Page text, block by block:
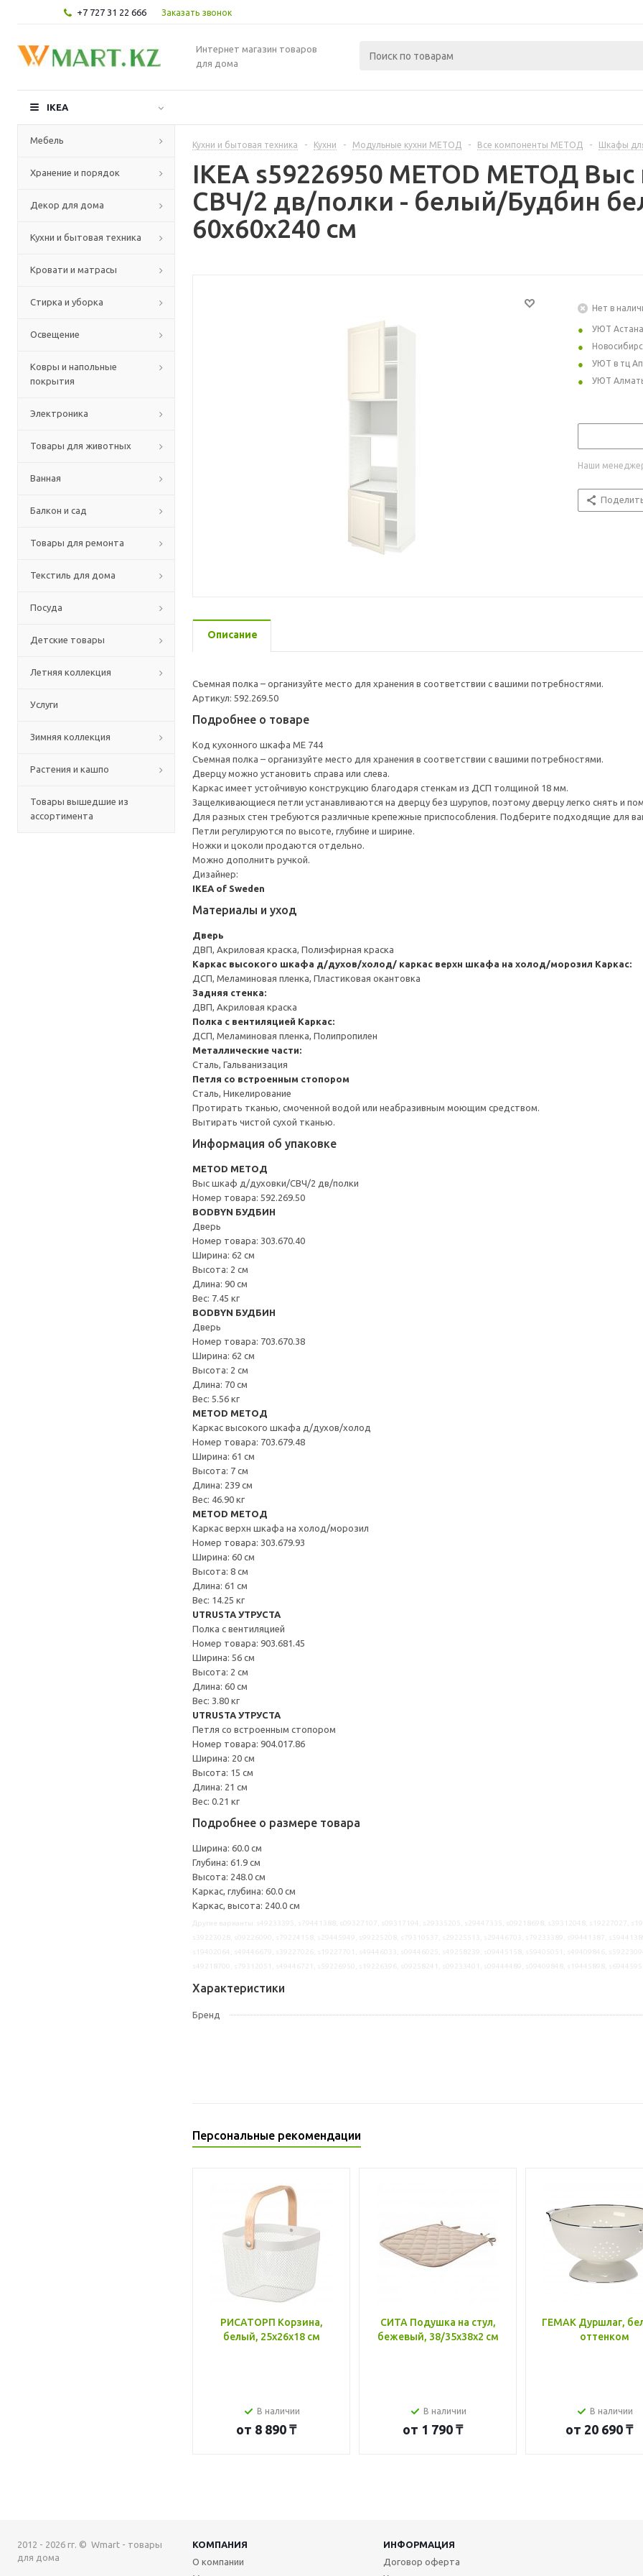
+7 727 31 22 666 Заказать звонок
Интернет магазин товаров
для дома
IKEA
Мебель
Хранение и порядок
Декор для дома
Кухни и бытовая техника
Кровати и матрасы
Стирка и уборка
Освещение
Ковры и напольные
покрытия
Электроника
Товары для животных
Ванная
Балкон и сад
Товары для ремонта
Текстиль для дома
Посуда
Детские товары
Летняя коллекция
Услуги
Зимняя коллекция
Растения и кашпо
Товары вышедшие из
ассортимента
Кухни и бытовая техника - Кухни - Модульные кухни МЕТОД - Все компоненты МЕТОД - Шкафы
IKEA s59226950 METOD МЕТОД
СВЧ/2 дв/полки - белый/Будбин
60x60x240 см
Нет в
УЮТ Астана
УЮТ в тц
УЮТ
Наши
Описание
Съемная полка – организуйте место для хранения в соответствии с вашими потребностями.
Артикул: 592.269.50
Подробнее о товаре
Код кухонного шкафа ME 744
Съемная полка – организуйте место для хранения в соответствии с вашими потребностями.
Дверцу можно установить справа или слева.
Каркас имеет устойчивую конструкцию благодаря стенкам из ДСП толщиной 18 мм.
Защелкивающиеся петли устанавливаются на дверцу без шурупов, поэтому дверцу легко снять и
Для разных стен требуются различные крепежные приспособления. Подберите подходящие для
Петли регулируются по высоте, глубине и ширине.
Ножки и цоколи продаются отдельно.
Можно дополнить ручкой.
Дизайнер:
IKEA of Sweden
Материалы и уход
Дверь
ДВП, Акриловая краска, Полиэфирная краска
Каркас высокого шкафа д/духов/холод/ каркас верхн шкафа на холод/морозил Каркас:
ДСП, Меламиновая пленка, Пластиковая окантовка
Задняя стенка:
ДВП, Акриловая краска
Полка с вентиляцией Каркас:
ДСП, Меламиновая пленка, Полипропилен
Металлические части:
Сталь, Гальванизация
Петля со встроенным стопором
Сталь, Никелирование
Протирать тканью, смоченной водой или неабразивным моющим средством.
Вытирать чистой сухой тканью.
Информация об упаковке
METOD МЕТОД
Выс шкаф д/духовки/СВЧ/2 дв/полки
Номер товара: 592.269.50
BODBYN БУДБИН
Дверь
Номер товара: 303.670.40
Ширина: 62 см
Высота: 2 см
Длина: 90 см
Вес: 7.45 кг
BODBYN БУДБИН
Дверь
Номер товара: 703.670.38
Ширина: 62 см
Высота: 2 см
Длина: 70 см
Вес: 5.56 кг
METOD МЕТОД
Каркас высокого шкафа д/духов/холод
Номер товара: 703.679.48
Ширина: 61 см
Высота: 7 см
Длина: 239 см
Вес: 46.90 кг
METOD МЕТОД
Каркас верхн шкафа на холод/морозил
Номер товара: 303.679.93
Ширина: 60 см
Высота: 8 см
Длина: 61 см
Вес: 14.25 кг
UTRUSTA УТРУСТА
Полка с вентиляцией
Номер товара: 903.681.45
Ширина: 56 см
Высота: 2 см
Длина: 60 см
Вес: 3.80 кг
UTRUSTA УТРУСТА
Петля со встроенным стопором
Номер товара: 904.017.86
Ширина: 20 см
Высота: 15 см
Длина: 21 см
Вес: 0.21 кг
Подробнее о размере товара
Ширина: 60.0 см
Глубина: 61.9 см
Высота: 248.0 см
Каркас, глубина: 60.0 см
Каркас, высота: 240.0 см
Характеристики
Бренд
Персональные рекомендации
РИСАТОРП Корзина,
белый, 25x26x18 см
В наличии
от 8 890 ₸
СИТА Подушка на стул,
бежевый, 38/35x38x2 см
В наличии
от 1 790 ₸
ГЕМАК Дуршлаг,
оттенком
В наличии
от 20 690 ₸
2012 - 2026 гг. © Wmart - товары
для дома
КОМПАНИЯ
ИНФОРМАЦИЯ
О компании
Договор оферта